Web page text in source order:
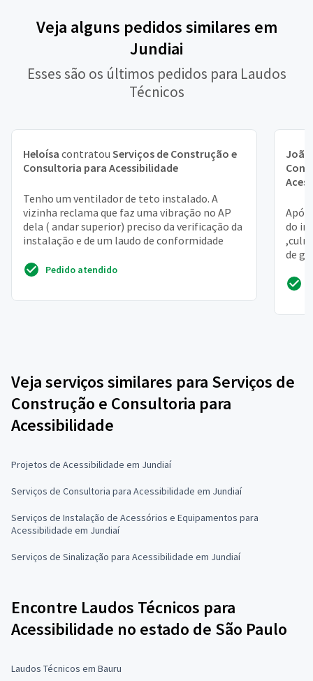
Veja alguns pedidos similares em
Jundiai
Esses são os últimos pedidos para Laudos
Técnicos
Heloísa contratou Serviços de Construção e
Consultoria para Acessibilidade
Tenho um ventilador de teto instalado. A
vizinha reclama que faz uma vibração no AP
dela ( andar superior) preciso da verificação da
instalação e de um laudo de conformidade
Pedido atendido
João
do
de
Veja serviços similares para Serviços de
Construção e Consultoria para
Acessibilidade
Projetos de Acessibilidade em Jundiaí
Serviços de Consultoria para Acessibilidade em Jundiaí
Serviços de Instalação de Acessórios e Equipamentos para
Acessibilidade em Jundiaí
Serviços de Sinalização para Acessibilidade em Jundiaí
Encontre Laudos Técnicos para
Acessibilidade no estado de São Paulo
Laudos Técnicos em Bauru